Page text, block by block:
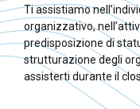
Ti assistiamo
organizzativo,
predisposizione di
strutturazione degli
assisterti durante il